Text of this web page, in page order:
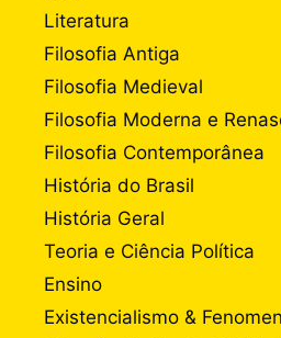
Literatura
Filosofia Antiga
Filosofia Medieval
Filosofia Moderna e
Filosofia Contemporânea
História do Brasil
História Geral
Teoria e Ciência Política
Ensino
Existencialismo &